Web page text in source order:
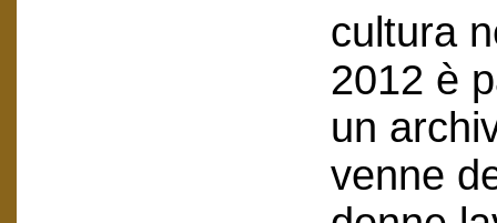
cultura
2012 è
un
venne